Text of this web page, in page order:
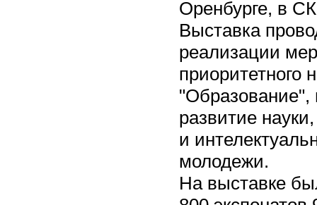
Оренбурге, в
Выставка
реализации
приоритетного
"Образование",
развитие
и
молодежи.
На выставке